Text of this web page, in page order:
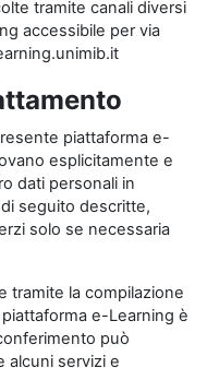
tramite canali diversi
accessibile per via
piattaforma e-
esplicitamente e
dati personali in
seguito descritte,
solo se necessaria
tramite la compilazione
e-Learning è
può
alcuni servizi e